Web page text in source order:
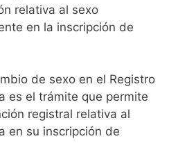
relativa al sexo
en la inscripción de
de sexo en el Registro
es el trámite que permite
registral relativa al
en su inscripción de